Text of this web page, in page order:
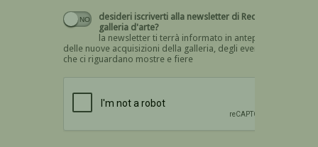
desideri iscriverti alla newsletter di Recta
galleria d'arte?
la newsletter ti terrà informato in anteprima
delle nuove acquisizioni della galleria, degli eventi
che ci riguardano mostre e fiere